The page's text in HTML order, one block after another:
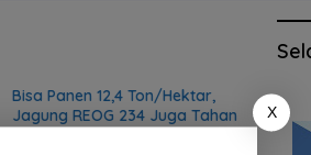
Bisa Panen 12,4 Ton/Hektar,
Jagung REOG 234 Juga Tahan
saat
X